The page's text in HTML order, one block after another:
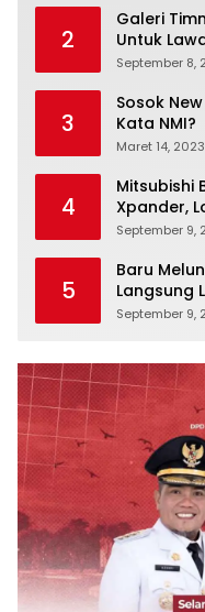
2
Galeri
Untuk
September 8,
3
Sosok
Kata NMI?
Maret 14, 2023
4
Mitsubishi
Xpander,
September 9,
5
Baru
Langsung
September 9,